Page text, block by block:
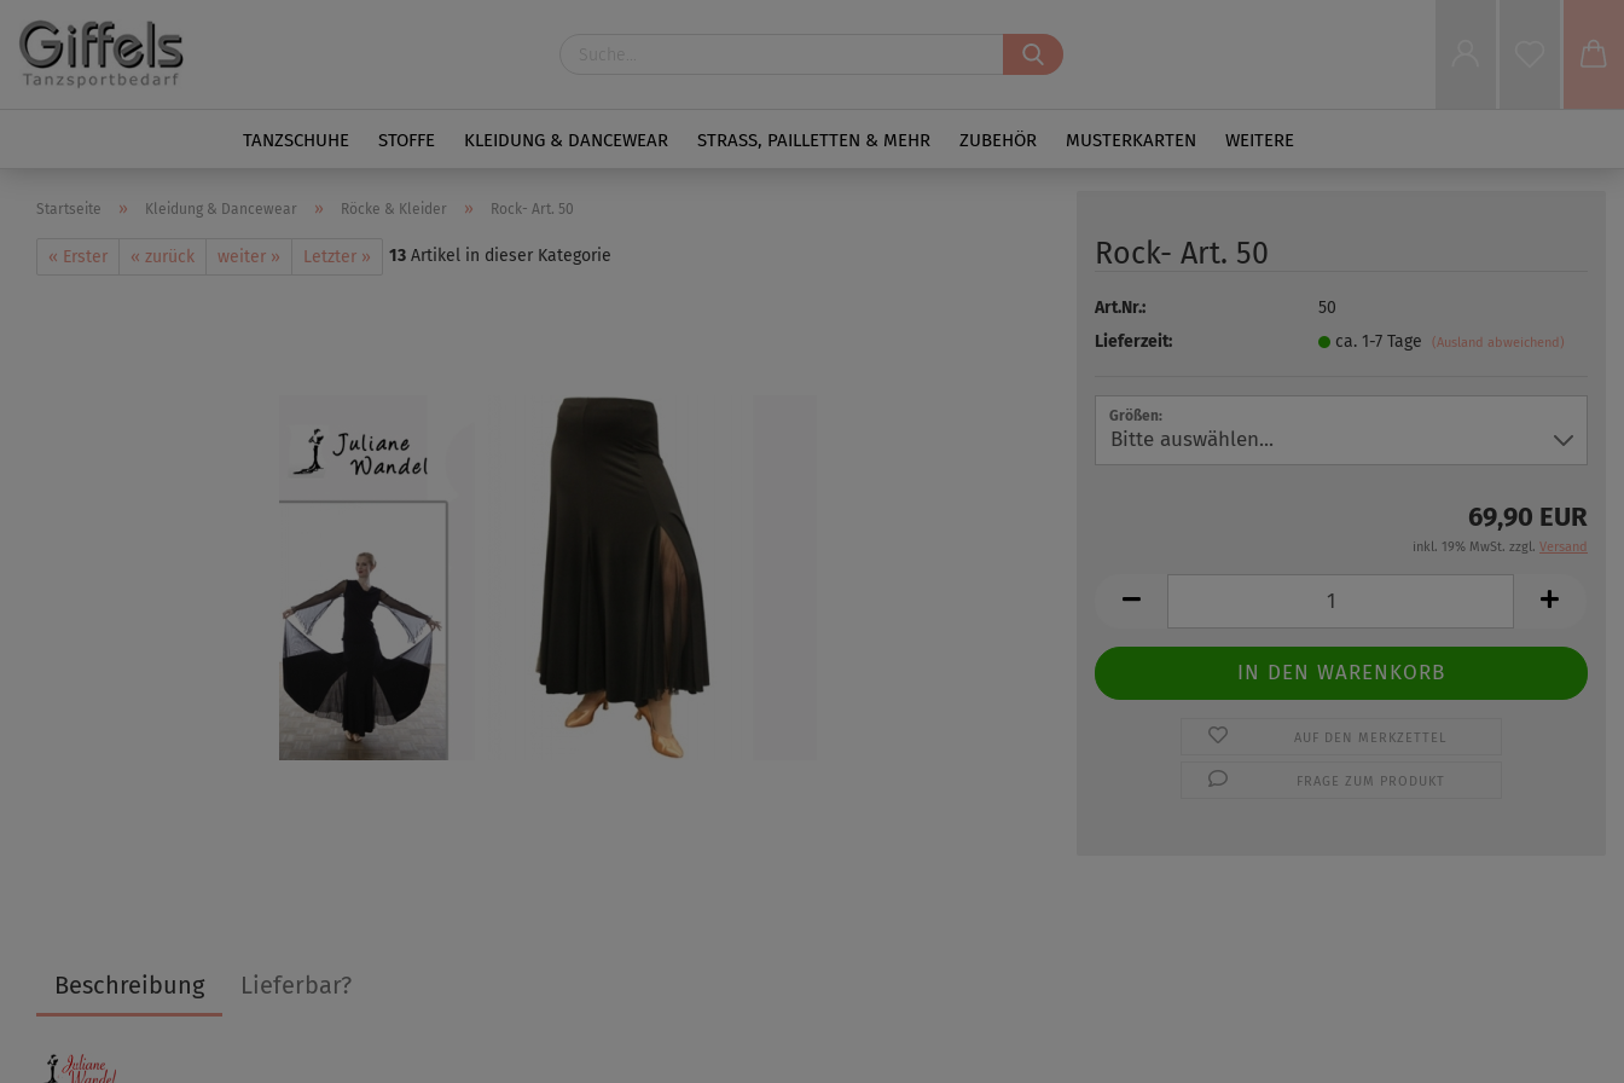
TANZSCHUHE STOFFE KLEIDUNG & DANCEWEAR STRASS, PAILLETTEN & MEHR ZUBEHÖR MUSTERKARTEN WEITERE
Startseite » Kleidung & Dancewear » Röcke & Kleider » Rock- Art. 50
« Erster « zurück weiter » Letzter » 13 Artikel in dieser Kategorie Rock- Art. 50
Art.Nr.:
50
Lieferzeit:
ca. 1-7 Tage (Ausland abweichend)
Größen:
69,90 EUR
inkl. 19% MwSt. zzgl. Versand
AUF DEN MERKZETTEL
FRAGE ZUM PRODUKT
Beschreibung Lieferbar?